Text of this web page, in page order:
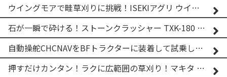
ウイングモアで畦草刈りに挑戦！ISEKIアグリ ウイングモア WM746AF
石が一瞬で砕ける！ストーンクラッシャー TXK-180 実演
自動操舵CHCNAVをBFトラクターに装着して試乗してみた！！ CHCNAV NX610
押すだけカンタン！ラクに広範囲の草刈り！マキタ バッテリー式草刈り機 MUG001G 2